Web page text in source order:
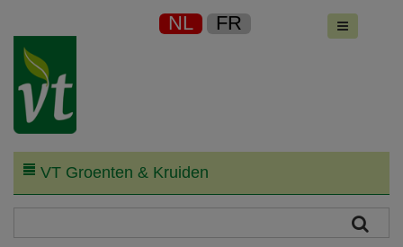
NL FR
VT Groenten & Kruiden